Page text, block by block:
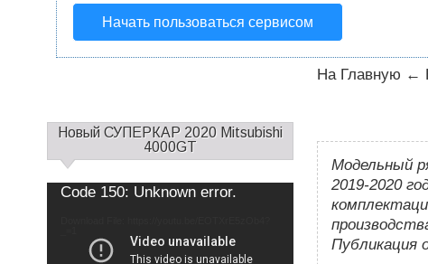
Начать пользоваться сервисом
На Главную ←
Модельный
2019-2020
Публикация
С
д
Новый СУПЕРКАР 2020 Mitsubishi
4000GT
Video
Code 150: Unknown error.Use
Up/Down
or
decrease
volume.